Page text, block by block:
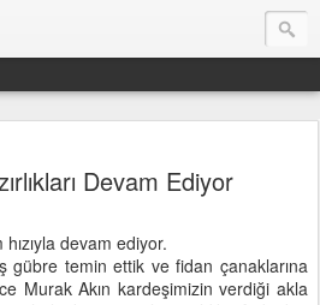
Devam Ediyor
hızıyla devam ediyor.
gübre temin ettik ve fidan çanaklarına
Murak Akın kardeşimizin verdiği akla